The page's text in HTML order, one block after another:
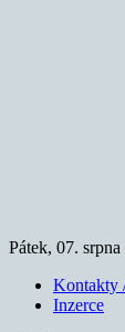
Pátek, 07.
Kontakty
Inzerce